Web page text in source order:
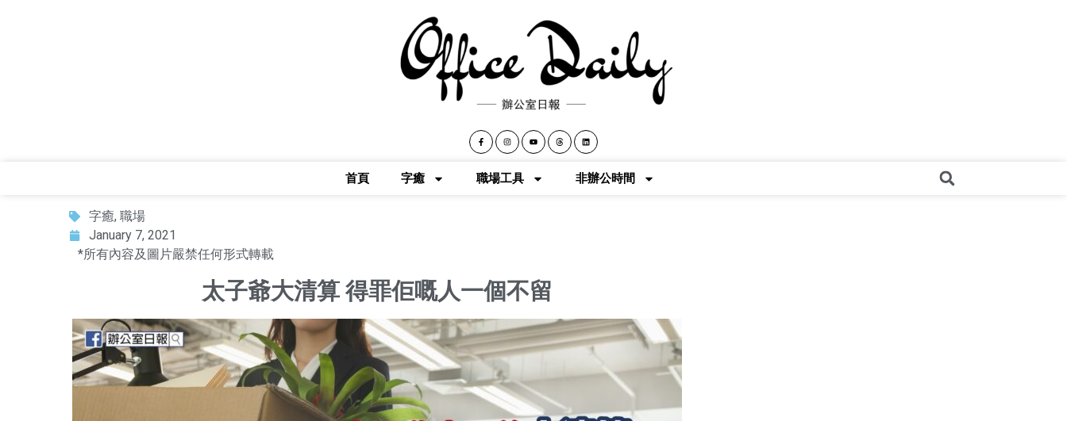
首頁 字癒 職場工具 非辦公時間
字癒, 職場
January 7, 2021
*所有內容及圖片嚴禁任何形式轉載
太子爺大清算 得罪佢嘅人一個不留